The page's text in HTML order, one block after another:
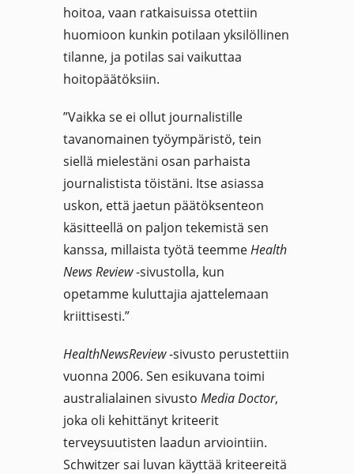
hoitoa, vaan ratkaisuissa otettiin
huomioon kunkin potilaan yksilöllinen
tilanne, ja potilas sai vaikuttaa
hoitopäätöksiin.
”Vaikka se ei ollut journalistille
tavanomainen työympäristö, tein
siellä mielestäni osan parhaista
journalistista töistäni. Itse asiassa
uskon, että jaetun päätöksenteon
käsitteellä on paljon tekemistä sen
kanssa, millaista työtä teemmeHealth
NewsReview-sivustolla, kun
opetamme kuluttajia ajattelemaan
kriittisesti.”
HealthNewsReview-sivusto perustettiin
vuonna 2006. Sen esikuvana toimi
australialainen sivusto Media Doctor,
joka oli kehittänyt kriteerit
terveysuutisten laadun arviointiin.
Schwitzer sai luvan käyttää kriteereitä